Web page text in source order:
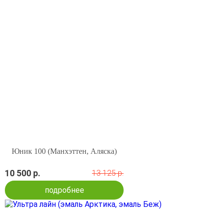
Юник 100 (Манхэттен, Аляска)
10 500 р.
13 125 р.
подробнее